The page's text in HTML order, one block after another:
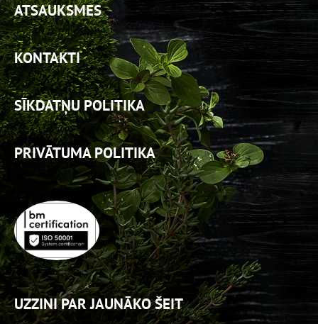
ATSAUKSMES
KONTAKTI
SĪKDATŅU POLITIKA
PRIVĀTUMA POLITIKA
UZZINI PAR JAUNĀKO ŠEIT